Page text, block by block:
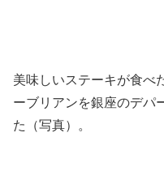
美味しいステーキが食べ
ーブリアンを銀座のデパ
た（写真）。